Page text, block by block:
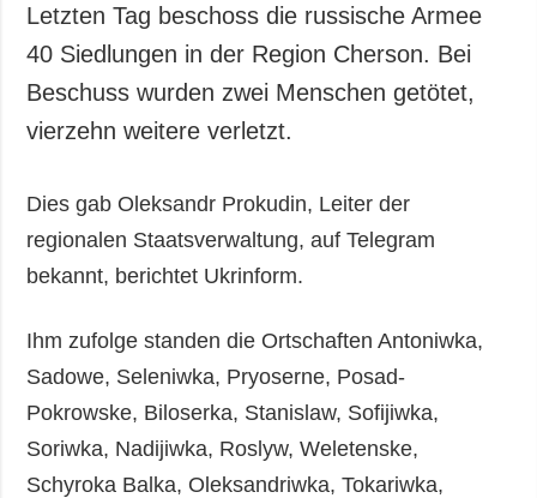
Letzten Tag beschoss die russische Armee
40 Siedlungen in der Region Cherson. Bei
Beschuss wurden zwei Menschen getötet,
vierzehn weitere verletzt.
Dies gab Oleksandr Prokudin, Leiter der
regionalen Staatsverwaltung, auf Telegram
bekannt, berichtet Ukrinform.
Ihm zufolge standen die Ortschaften Antoniwka,
Sadowe, Seleniwka, Pryoserne, Posad-
Pokrowske, Biloserka, Stanislaw, Sofijiwka,
Soriwka, Nadijiwka, Roslyw, Weletenske,
Schyroka Balka, Oleksandriwka, Tokariwka,